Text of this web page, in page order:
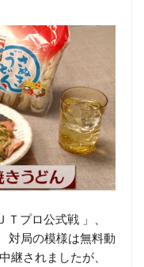
プロ公式戦 」、
対局の模様は無料動
継されましたが、